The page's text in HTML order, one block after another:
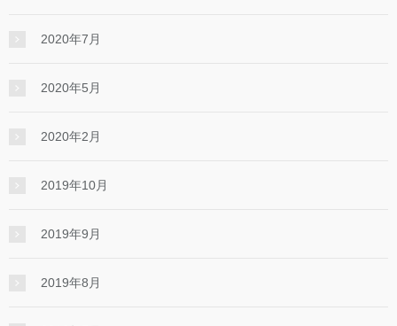
2020年7月
2020年5月
2020年2月
2019年10月
2019年9月
2019年8月